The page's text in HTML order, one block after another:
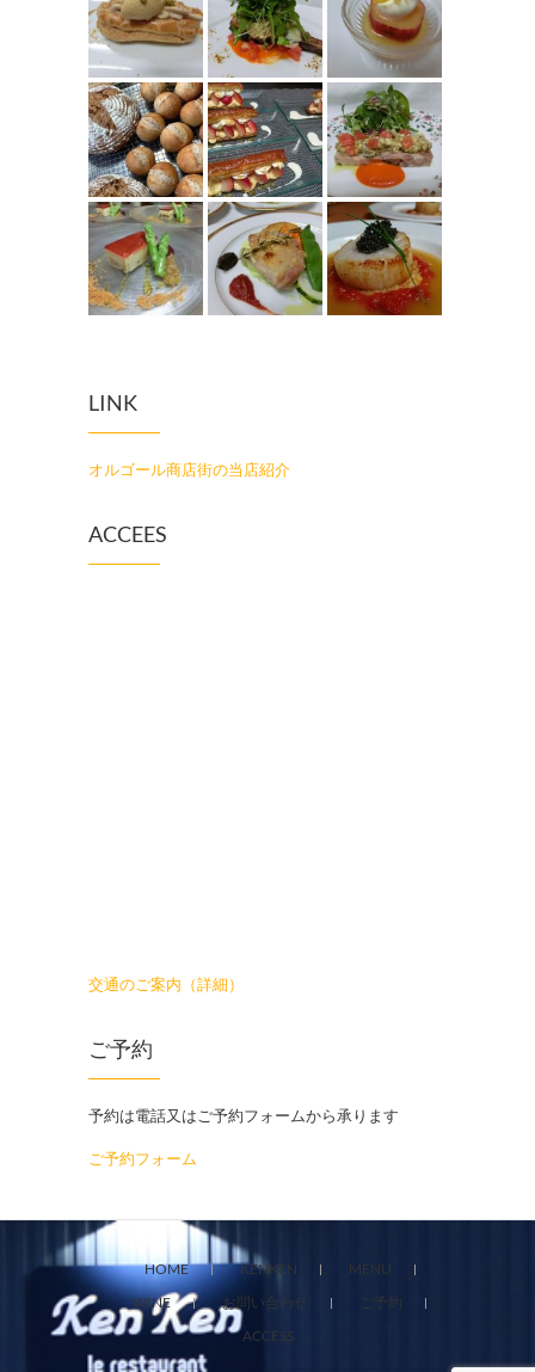
LINK
オルゴール商店街の当店紹介
ACCEES
交通のご案内（詳細）
ご予約
予約は電話又はご予約フォームから承ります
ご予約フォーム
HOME KENKEN
MENU
WINE
お問い合わせ
ご予約
ACCESS